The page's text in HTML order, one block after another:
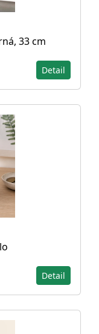
33 cm
Detail
Detail